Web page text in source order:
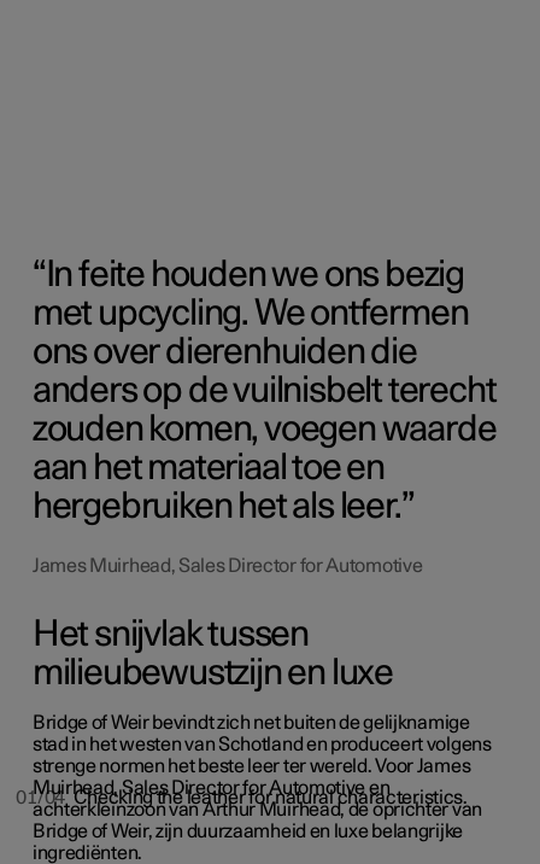
01/04 Checking the leather for natural characteristics.
In feite houden we ons bezig
met upcycling. We ontfermen
ons over dierenhuiden die
anders op de vuilnisbelt terecht
zouden komen, voegen waarde
aan het materiaal toe en
hergebruiken het als leer.
James Muirhead, Sales Director for Automotive
Het snijvlak tussen
milieubewustzijn en luxe
Bridge of Weir bevindt zich net buiten de gelijknamige
stad in het westen van Schotland en produceert volgens
strenge normen het beste leer ter wereld. Voor James
Muirhead, Sales Director for Automotive en
achterkleinzoon van Arthur Muirhead, de oprichter van
Bridge of Weir, zijn duurzaamheid en luxe belangrijke
ingrediënten.